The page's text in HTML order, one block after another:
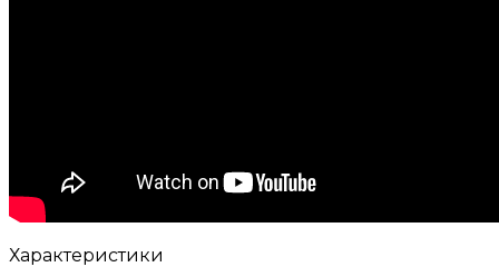
Характеристики